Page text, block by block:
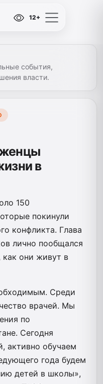
12+
события,
власти.
в
150
покинули
конфликта. Глава
лично пообщался
как они живут в
Среди
врачей. Мы
по
Сегодня
активно обучаем
года будем
детей в школы»,